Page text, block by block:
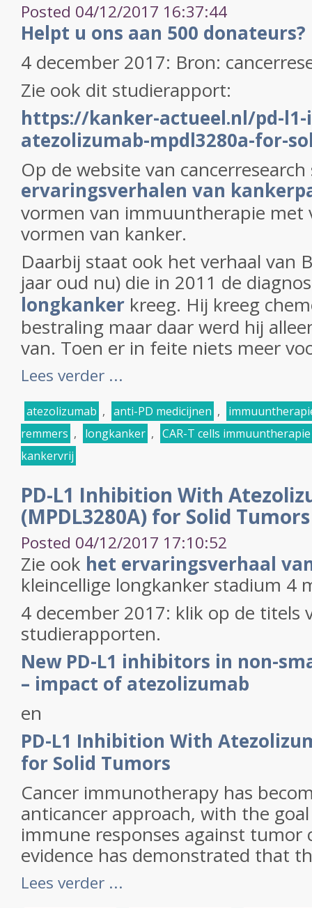
Posted 04/12/2017 16:37:44
Helpt u ons aan 500 donateurs?
4 december 2017: Bron:
Zie ook dit studierapport:
https://kanker-actueel.nl/pd-
atezolizumab-mpdl3280a-for-
Op de website van
ervaringsverhalen van
vormen van immuuntherapie met
vormen van kanker.
Daarbij staat ook het verhaal van
jaar oud nu) die in 2011 de
longkanker kreeg. Hij kreeg
bestraling maar daar werd hij
van. Toen er in feite niets meer
Lees verder ...
atezolizumab , anti-PD medicijnen ,
remmers , longkanker , CAR-T cells immuuntherapie
kankervrij
PD-L1 Inhibition With
(MPDL3280A) for Solid Tumors
Posted 04/12/2017 17:10:52
Zie ook het ervaringsverhaal
kleincellige longkanker stadium 4
4 december 2017: klik op de titels
studierapporten.
New PD-L1 inhibitors in non-
– impact of atezolizumab
en
PD-L1 Inhibition With
for Solid Tumors
Cancer immunotherapy has
anticancer approach, with the
immune responses against tumor
evidence has demonstrated that
Lees verder ...